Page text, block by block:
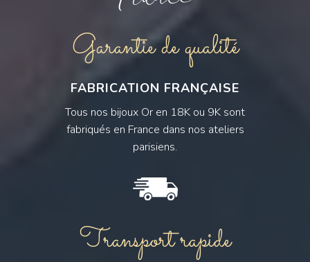
Garantie de qualité
FABRICATION FRANÇAISE
Tous nos bijoux Or en 18K ou 9K sont
fabriqués en France dans nos ateliers
parisiens.
Transport rapide